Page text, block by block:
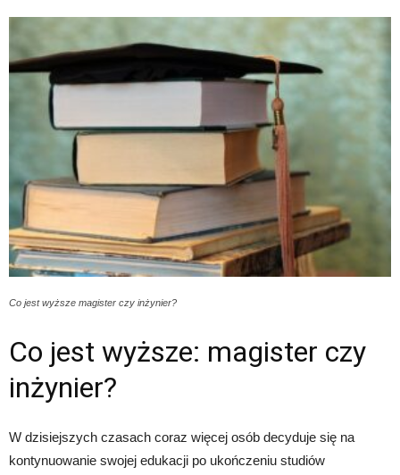
Co jest wyższe magister czy inżynier?
Co jest wyższe: magister czy
inżynier?
W dzisiejszych czasach coraz więcej osób decyduje się na
kontynuowanie swojej edukacji po ukończeniu studiów